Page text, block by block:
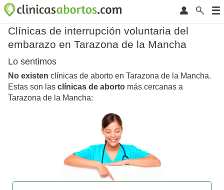
Clínicas de interrupción voluntaria del
embarazo en Tarazona de la Mancha
Lo sentimos
No existen clínicas de aborto en Tarazona de la Mancha.
Estas son las clínicas de aborto más cercanas a
Tarazona de la Mancha: